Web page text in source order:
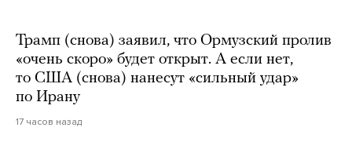
Трамп (снова) заявил, что Ормузский пролив
«очень скоро» будет открыт. А если нет,
то США (снова) нанесут «сильный удар»
по Ирану
17 часов назад